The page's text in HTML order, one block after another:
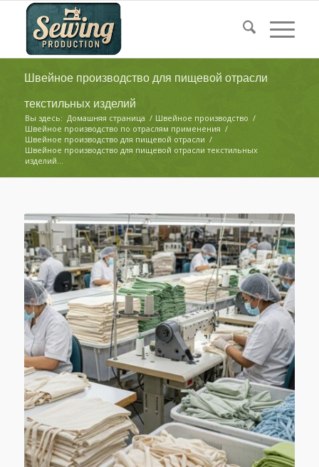
Швейное производство для пищевой отрасли
текстильных изделий
Вы здесь: Домашняя страница / Швейное производство /
Швейное производство по отраслям применения /
Швейное производство для пищевой отрасли /
Швейное производство для пищевой отрасли текстильных
изделий...